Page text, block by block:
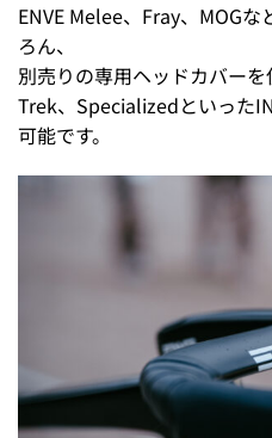
ENVE Melee、Fray、MOG
ろん、
別売りの専用ヘッドカバーを
Trek、Specializedといった
可能です。